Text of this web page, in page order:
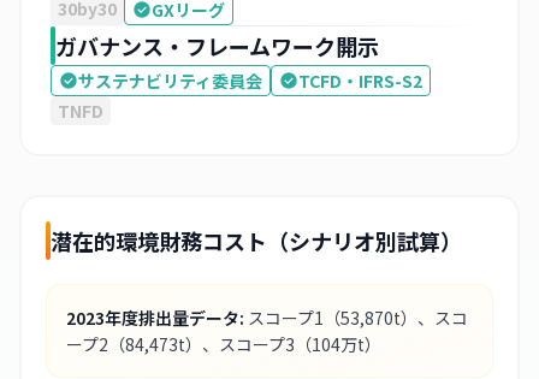
30by30 GXリーグ
ガバナンス・フレームワーク開示
サステナビリティ委員会
TCFD・IFRS-S2
TNFD
潜在的環境財務コスト（シナリオ別試算）
2023年度排出量データ: スコープ1 （53,870t） 、スコ
ープ2 （84,473t） 、スコープ3 （104万t）